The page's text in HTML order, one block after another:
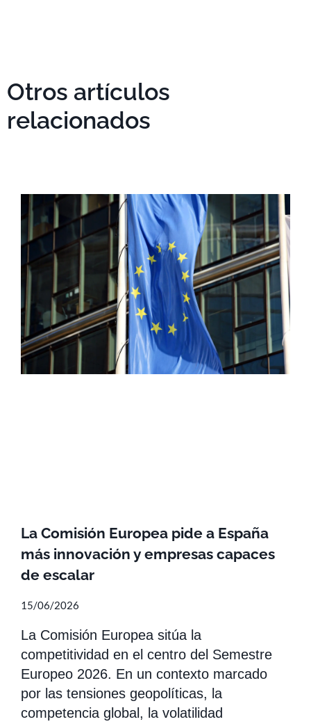
Otros artículos
relacionados
La Comisión Europea pide a España
más innovación y empresas capaces
de escalar
15/06/2026
La Comisión Europea sitúa la
competitividad en el centro del Semestre
Europeo 2026. En un contexto marcado
por las tensiones geopolíticas, la
competencia global, la volatilidad